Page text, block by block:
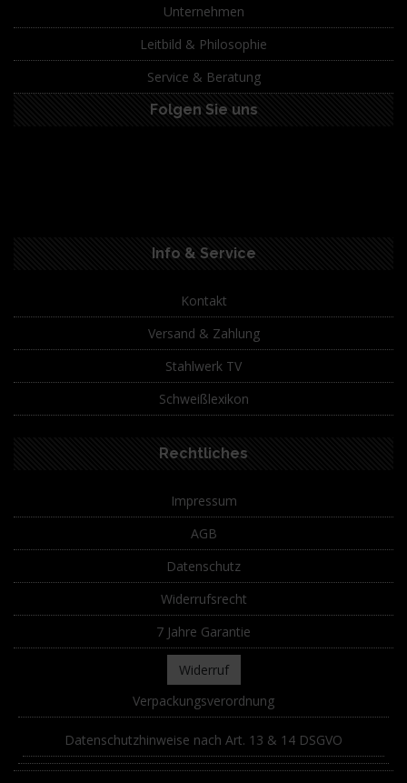
Unternehmen
Leitbild & Philosophie
Service & Beratung
Folgen Sie uns
Info & Service
Kontakt
Versand & Zahlung
Stahlwerk TV
Schweißlexikon
Rechtliches
Impressum
AGB
Datenschutz
Widerrufsrecht
7 Jahre Garantie
Widerruf
Verpackungsverordnung
Datenschutzhinweise nach Art. 13 & 14 DSGVO